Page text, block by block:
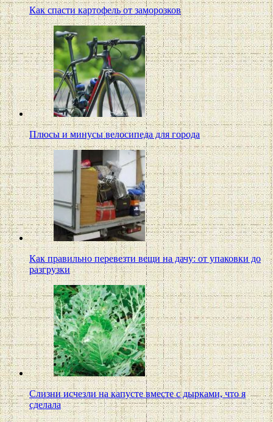
Как спасти картофель от заморозков
Плюсы и минусы велосипеда для города
Как правильно перевезти вещи на дачу: от упаковки до
разгрузки
Слизни исчезли на капусте вместе с дырками, что я
сделала